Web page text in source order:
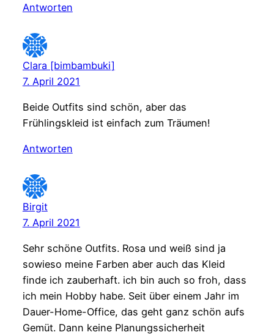
Antworten
Clara [bimbambuki]
7. April 2021
Beide Outfits sind schön, aber das
Frühlingskleid ist einfach zum Träumen!
Antworten
Birgit
7. April 2021
Sehr schöne Outfits. Rosa und weiß sind ja
sowieso meine Farben aber auch das Kleid
finde ich zauberhaft. ich bin auch so froh, dass
ich mein Hobby habe. Seit über einem Jahr im
Dauer-Home-Office, das geht ganz schön aufs
Gemüt. Dann keine Planungssicherheit